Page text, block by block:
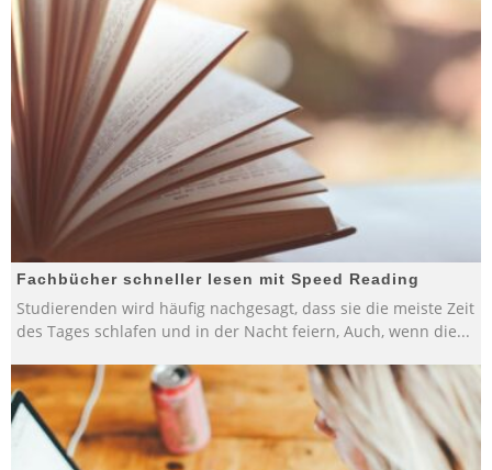
Fachbücher schneller lesen mit Speed Reading
Studierenden wird häufig nachgesagt, dass sie die meiste Zeit
des Tages schlafen und in der Nacht feiern, Auch, wenn die...